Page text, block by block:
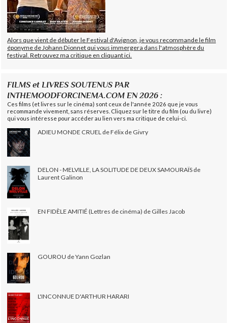
Alors que vient de débuter le Festival d'Avignon, je vous recommande le film
éponyme de Johann Dionnet qui vous immergera dans l'atmosphère du
festival. Retrouvez ma critique en cliquant ici.
FILMS et LIVRES SOUTENUS PAR
INTHEMOODFORCINEMA.COM EN 2026 :
Ces films (et livres sur le cinéma) sont ceux de l'année 2026 que je vous
recommande vivement, sans réserves. Cliquez sur le titre du film (ou du livre)
qui vous intéresse pour accéder au lien vers ma critique de celui-ci.
ADIEU MONDE CRUEL de Félix de Givry
DELON - MELVILLE, LA SOLITUDE DE DEUX SAMOURAÏS de
Laurent Galinon
EN FIDÈLE AMITIÉ (Lettres de cinéma) de Gilles Jacob
GOUROU de Yann Gozlan
L'INCONNUE D'ARTHUR HARARI